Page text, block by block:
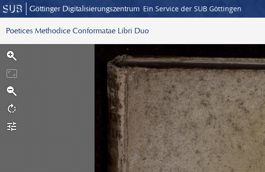
Göttinger Digitalisierungszentrum Ein Service der SUB Göttingen
Poetices Methodice Conformatae Libri Duo